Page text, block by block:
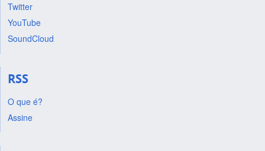
Twitter
YouTube
SoundCloud
RSS
O que é?
Assine